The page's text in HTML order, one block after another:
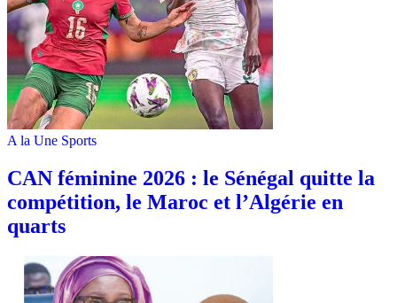
A la Une Sports
‎CAN féminine 2026 : le Sénégal quitte la
compétition, le Maroc et l’Algérie en
quarts